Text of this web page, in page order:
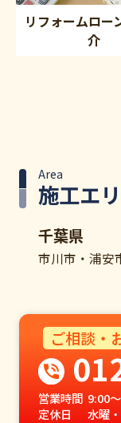
リフォームロー
介
施工エ
Area
千葉県
市川市・浦安
ご相談・
営業時間 9:00
定休日
水曜